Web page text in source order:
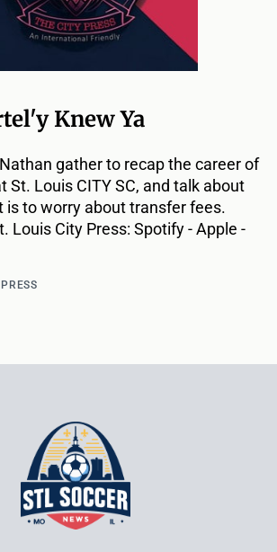
Knew Ya
gather to recap the career of
St. Louis CITY SC, and talk about
is to worry about transfer fees.
Louis City Press: Spotify - Apple -